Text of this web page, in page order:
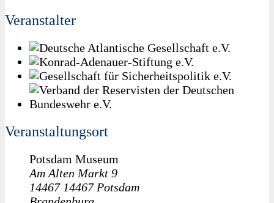
Veranstalter
Veranstaltungsort
Potsdam Museum
Am Alten Markt 9
14467 14467 Potsdam